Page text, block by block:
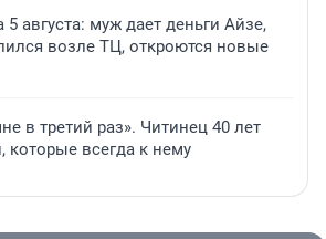
августа: муж дает деньги Айзе,
возле ТЦ, откроются новые
в третий раз». Читинец 40 лет
которые всегда к нему